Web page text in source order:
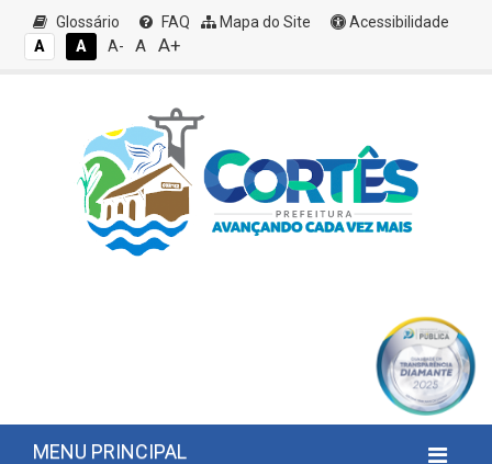
Glossário FAQ Mapa do Site
Acessibilidade
A
A A- A A+
MENU PRINCIPAL